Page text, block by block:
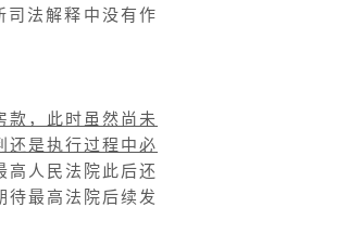
司法解释中没有作
款，此时虽然尚未
还是执行过程中必
高人民法院此后还
待最高法院后续发